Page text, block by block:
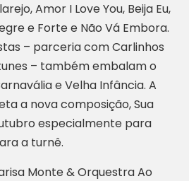
Amor I Love You, Beija Eu,
e Forte e Não Vá Embora.
– parceria com Carlinhos
– também embalam o
e Velha Infância. A
a nova composição, Sua
especialmente para
a turnê.
Monte & Orquestra Ao